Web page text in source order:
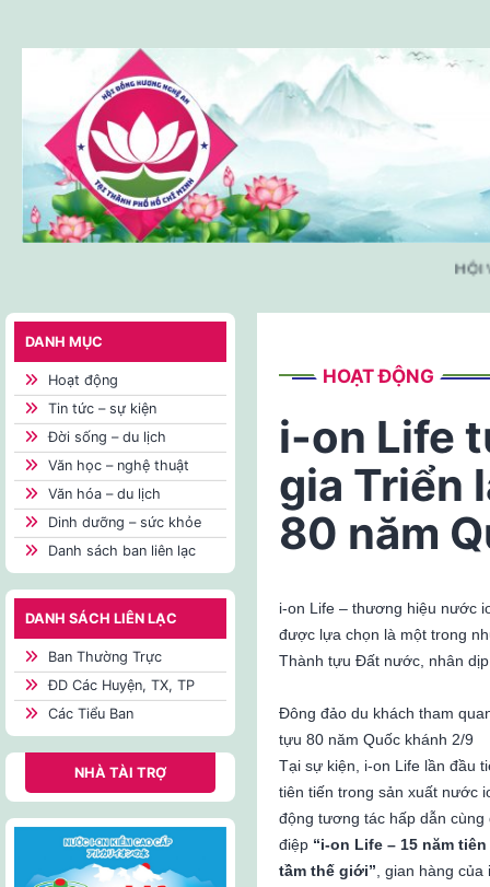
HỘI
DANH MỤC
Hoạt động
Tin tức – sự kiện
Đời sống – du lịch
Văn học – nghệ thuật
Văn hóa – du lịch
Dinh dưỡng – sức khỏe
Danh sách ban liên lạc
DANH SÁCH LIÊN LẠC
Ban Thường Trực
ĐD Các Huyện, TX, TP
Các Tiểu Ban
NHÀ TÀI TRỢ
HOẠT ĐỘNG
i-on Life
gia Triển
80 năm
i-on Life – thương hiệu nước
được lựa chọn là một trong
Thành tựu Đất nước, nhân
Đông đảo du khách tham
tựu 80 năm Quốc khánh 2/9
Tại sự kiện, i-on Life lần đầu
tiên tiến trong sản xuất nước
động tương tác hấp dẫn
điệp “i-on Life – 15 năm
tầm thế giới” , gian hàng